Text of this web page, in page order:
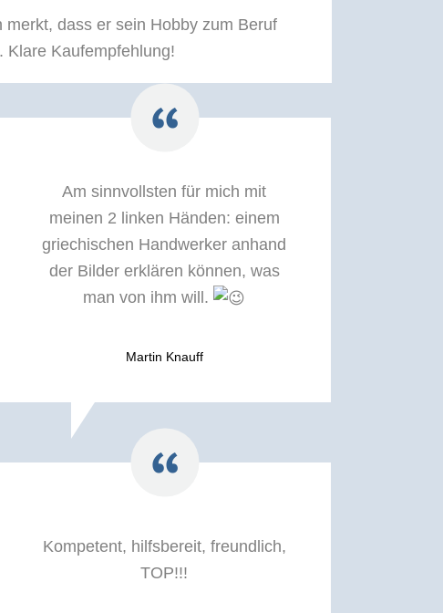
dass er sein Hobby zum Beruf
Klare Kaufempfehlung!
Am sinnvollsten für mich mit
meinen 2 linken Händen: einem
griechischen Handwerker anhand
der Bilder erklären können, was
man von ihm will.
Martin Knauff
Kompetent, hilfsbereit, freundlich,
TOP!!!